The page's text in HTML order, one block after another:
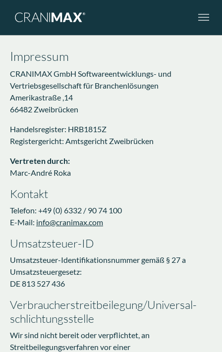
Impressum
CRANIMAX GmbH Softwareentwicklungs- und
Vertriebsgesellschaft für Branchenlösungen
Amerikastraße ,14
66482 Zweibrücken
Handelsregister: HRB1815Z
Registergericht: Amtsgericht Zweibrücken
Vertreten durch:
Marc-André Roka
Kontakt
Telefon: +49 (0) 6332 / 90 74 100
E-Mail: info@cranimax.com
Umsatzsteuer-ID
Umsatzsteuer-Identifikationsnummer gemäß § 27 a
Umsatzsteuergesetz:
DE 813 527 436
Verbraucher­streit­beilegung/Universal­
schlichtungs­stelle
Wir sind nicht bereit oder verpflichtet, an
Streitbeilegungsverfahren vor einer